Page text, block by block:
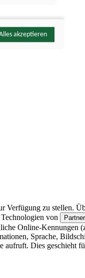
Verfügung zu stellen.
von
Online-Kennungen
Sprache,
aufruft. Dies geschieht
akzeptieren